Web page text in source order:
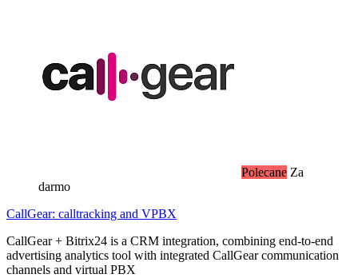
Polecane Za
darmo
CallGear: calltracking and VPBX
CallGear + Bitrix24 is a CRM integration, combining end-to-end
advertising analytics tool with integrated CallGear communication
channels and virtual PBX